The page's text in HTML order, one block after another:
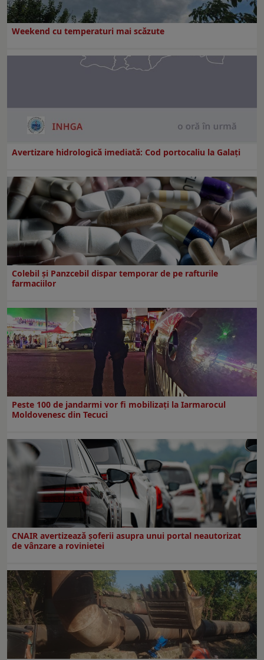
Weekend cu temperaturi mai scăzute
Avertizare hidrologică imediată: Cod portocaliu la Galaţi
Colebil și Panzcebil dispar temporar de pe rafturile
farmaciilor
Peste 100 de jandarmi vor fi mobilizați la Iarmarocul
Moldovenesc din Tecuci
CNAIR avertizează șoferii asupra unui portal neautorizat
de vânzare a rovinietei